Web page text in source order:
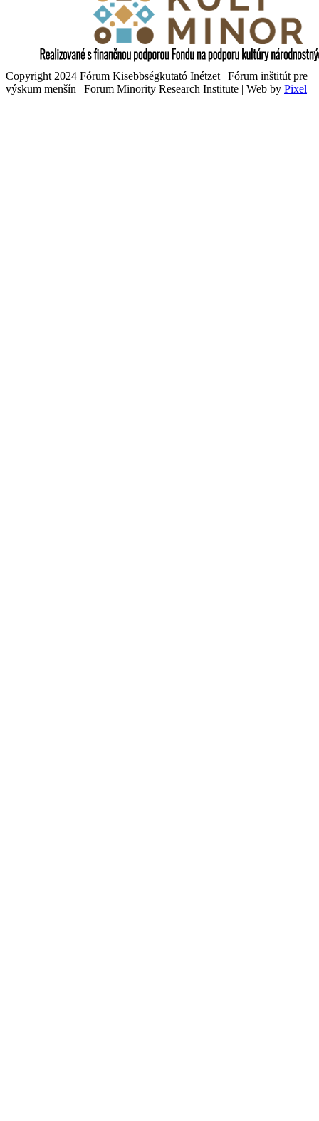
Copyright 2024 Fórum Kisebbségkutató Inétzet | Fórum inštitút pre
výskum menšín | Forum Minority Research Institute | Web by Pixel